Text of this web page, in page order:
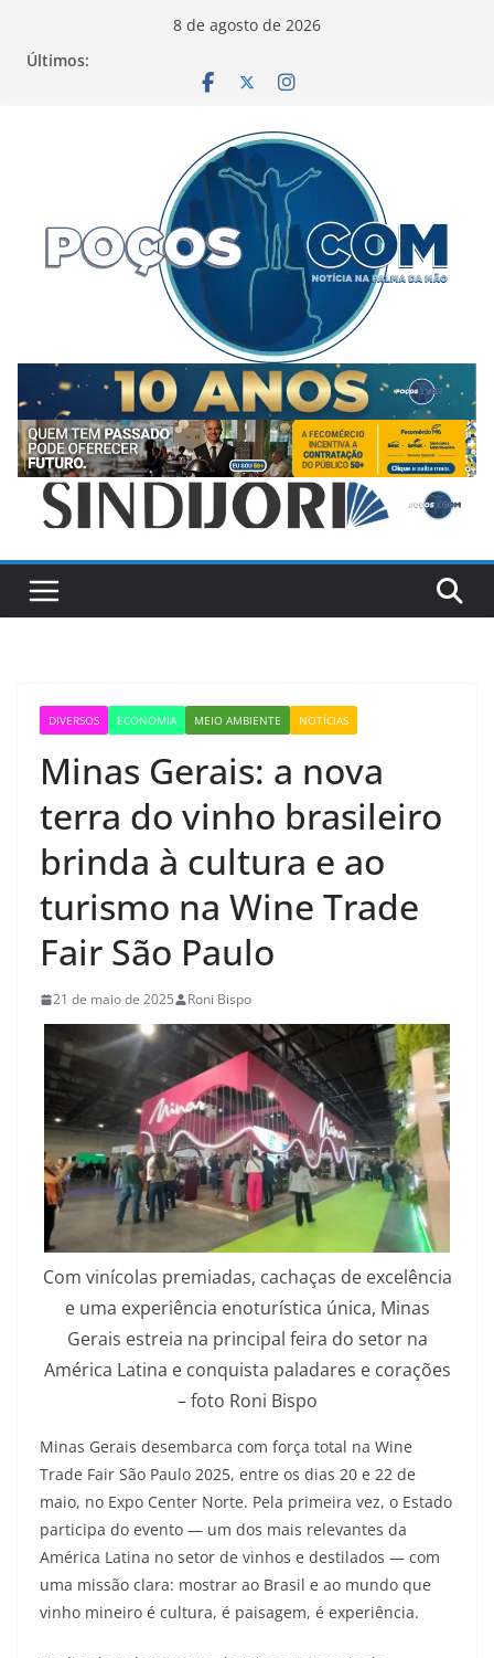
8 de agosto de 2026
Últimos:
DIVERSOS ECONOMIA MEIO AMBIENTE NOTÍCIAS
Minas Gerais: a nova
terra do vinho brasileiro
brinda à cultura e ao
turismo na Wine Trade
Fair São Paulo
21 de maio de 2025 Roni Bispo
Com vinícolas premiadas, cachaças de excelência
e uma experiência enoturística única, Minas
Gerais estreia na principal feira do setor na
América Latina e conquista paladares e corações
– foto Roni Bispo
Minas Gerais desembarca com força total na Wine
Trade Fair São Paulo 2025, entre os dias 20 e 22 de
maio, no Expo Center Norte. Pela primeira vez, o Estado
participa do evento — um dos mais relevantes da
América Latina no setor de vinhos e destilados — com
uma missão clara: mostrar ao Brasil e ao mundo que
vinho mineiro é cultura, é paisagem, é experiência.